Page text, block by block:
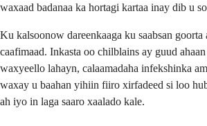
waxaad badanaa ka hortagi kartaa inay dib u
Ku kalsoonow dareenkaaga ku saabsan goorta
caafimaad. Inkasta oo chilblains ay guud
waxyeello lahayn, calaamadaha infekshinka
waxay u baahan yihiin fiiro xirfadeed si loo
ah iyo in laga saaro xaalado kale.